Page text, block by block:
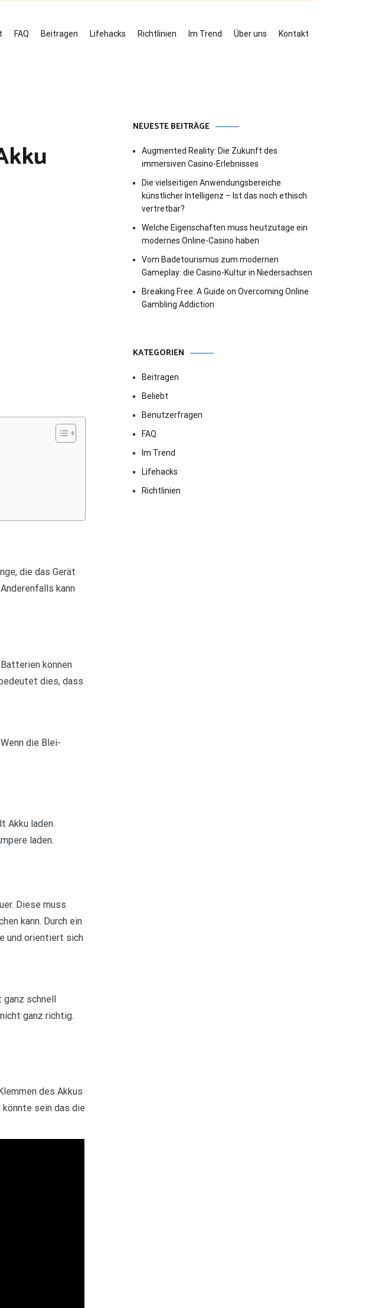
FAQ Beitragen Lifehacks Richtlinien Im Trend Über uns Kontakt
die das Gerät
kann
Batterien können
dies, dass
die Blei-
Akku laden.
laden.
Diese muss
kann. Durch ein
und orientiert sich
ganz schnell
ganz richtig.
des Akkus
könnte sein das die
NEUESTE BEITRÄGE
Augmented Reality: Die Zukunft des
immersiven Casino-Erlebnisses
Die vielseitigen Anwendungsbereiche
künstlicher Intelligenz – Ist das noch ethisch
vertretbar?
Welche Eigenschaften muss heutzutage ein
modernes Online-Casino haben
Vom Badetourismus zum modernen
Gameplay: die Casino-Kultur in Niedersachsen
Breaking Free: A Guide on Overcoming Online
Gambling Addiction
KATEGORIEN
Beitragen
Beliebt
Benutzerfragen
FAQ
Im Trend
Lifehacks
Richtlinien